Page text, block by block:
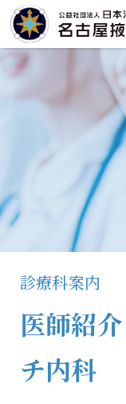
診療科案内
医師紹
チ内科